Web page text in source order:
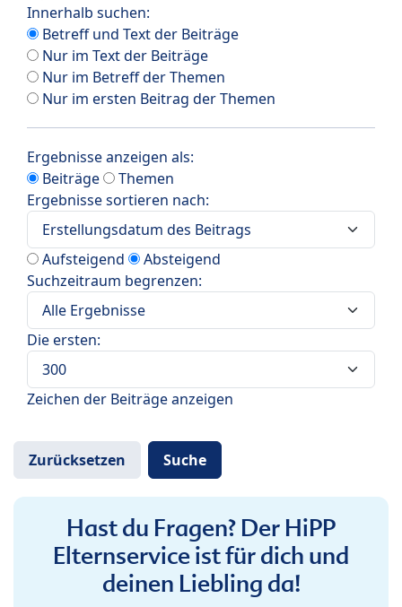
Innerhalb suchen:
Betreff und Text der Beiträge
Nur im Text der Beiträge
Nur im Betreff der Themen
Nur im ersten Beitrag der Themen
Ergebnisse anzeigen als:
Beiträge
Themen
Ergebnisse sortieren nach:
Aufsteigend
Absteigend
Suchzeitraum begrenzen:
Die ersten:
Zeichen der Beiträge anzeigen
Hast du Fragen? Der HiPP
Elternservice ist für dich und
deinen Liebling da!